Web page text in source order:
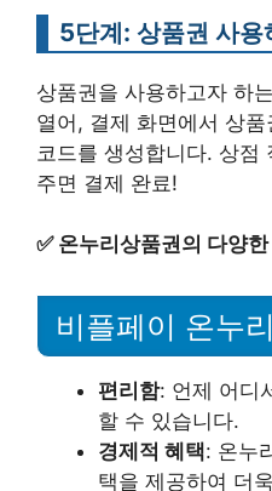
5단계: 상품권 사용
상품권을 사용하고자 하
열어, 결제 화면에서 상
코드를 생성합니다. 상점
주면 결제 완료!
✅ 온누리상품권의 다양
비플페이 온누
편리함: 언제 어디
할 수 있습니다.
경제적 혜택: 온누
택을 제공하여 더